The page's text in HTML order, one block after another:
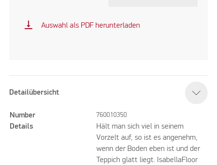
vertical_align_bottom Auswahl als PDF herunterladen
Detailübersicht
Number 760010350
Details
Hält man sich viel in seinem
Vorzelt auf, so ist es angenehm,
wenn der Boden eben ist und der
Teppich glatt liegt. IsabellaFloor